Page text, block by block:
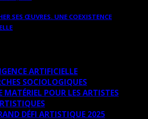
SES ŒUVRES. UNE COEXISTENCE
ARTIFICIELLE
SOCIOLOGIQUES
MATÉRIEL POUR LES ARTISTES
DÉFI ARTISTIQUE 2025